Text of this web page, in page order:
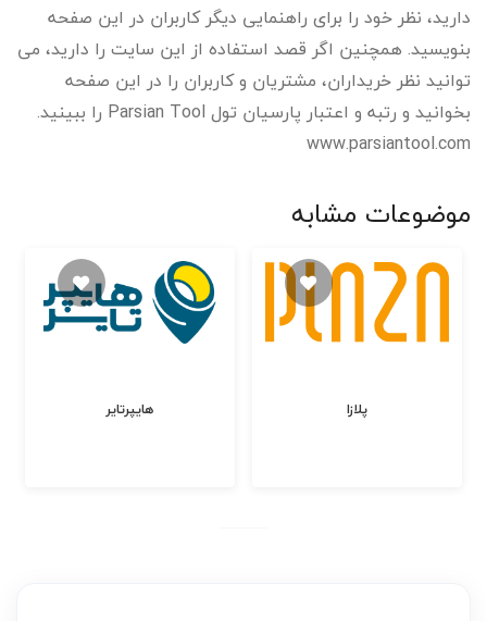
دارید، نظر خود را برای راهنمایی دیگر کاربران در این صفحه
بنویسید. همچنین اگر قصد استفاده از این سایت را دارید، می
توانید نظر خریداران، مشتریان و کاربران را در این صفحه
بخوانید و رتبه و اعتبار پارسیان تول Parsian Tool را ببینید.
www.parsiantool.com
موضوعات مشابه
هایپرتایر پلازا